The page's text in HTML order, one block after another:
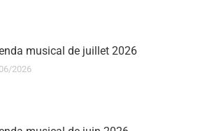
musical de juillet 2026
2026